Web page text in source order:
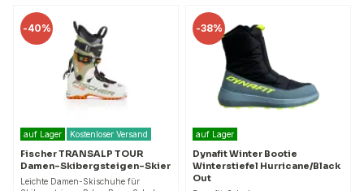
-40%
auf Lager Kostenloser Versand
Fischer TRANSALP TOUR
Damen-Skibergsteigen-Skier
Leichte Damen-Skischuhe für
-38%
auf Lager
Dynafit Winter Bootie
Winterstiefel Hurricane/Black
Out